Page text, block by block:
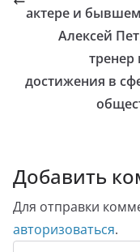
актере и бывшем
Алексей
тренер
достижения в
Добавить
Для отправки
авторизоваться.